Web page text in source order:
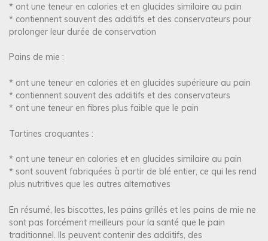
* ont une teneur en calories et en glucides similaire au pain
* contiennent souvent des additifs et des conservateurs pour
prolonger leur durée de conservation
Pains de mie :
* ont une teneur en calories et en glucides supérieure au pain
* contiennent souvent des additifs et des conservateurs
* ont une teneur en fibres plus faible que le pain
Tartines croquantes :
* ont une teneur en calories et en glucides similaire au pain
* sont souvent fabriquées à partir de blé entier, ce qui les rend
plus nutritives que les autres alternatives
En résumé, les biscottes, les pains grillés et les pains de mie ne
sont pas forcément meilleurs pour la santé que le pain
traditionnel. Ils peuvent contenir des additifs, des